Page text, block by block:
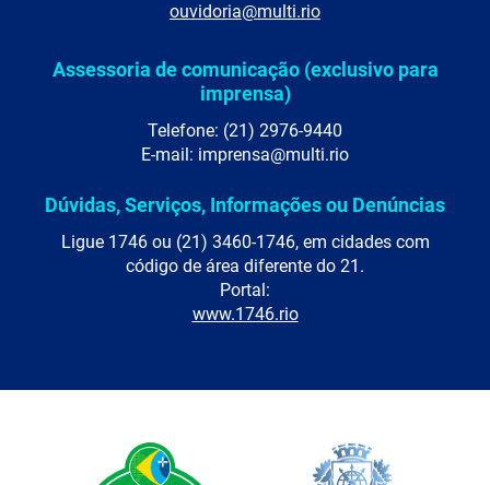
ouvidoria@multi.rio
Assessoria de comunicação (exclusivo para
imprensa)
Telefone: (21) 2976-9440
E-mail: imprensa@multi.rio
Dúvidas, Serviços, Informações ou Denúncias
Ligue 1746 ou (21) 3460-1746, em cidades com
código de área diferente do 21.
Portal:
www.1746.rio